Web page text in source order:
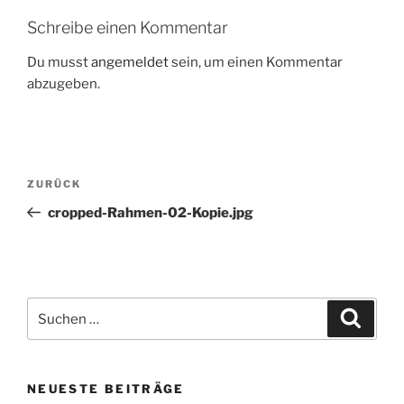
Schreibe einen Kommentar
Du musstangemeldetsein, um einen Kommentar
abzugeben.
Beitrags-
Vorheriger
Beitrag
ZURÜCK
cropped-Rahmen-02-Kopie.jpg
nach:
NEUESTE BEITRÄGE